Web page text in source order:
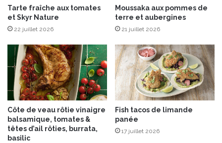
&
é
p
i
B
O
N
Tarte fraîche aux tomates
et Skyr Nature
22 juillet 2026
Moussaka aux pommes de
terre et aubergines
21 juillet 2026
Côte de veau rôtie vinaigre
balsamique, tomates &
têtes d’ail rôties, burrata,
basilic
Fish tacos de limande
panée
17 juillet 2026